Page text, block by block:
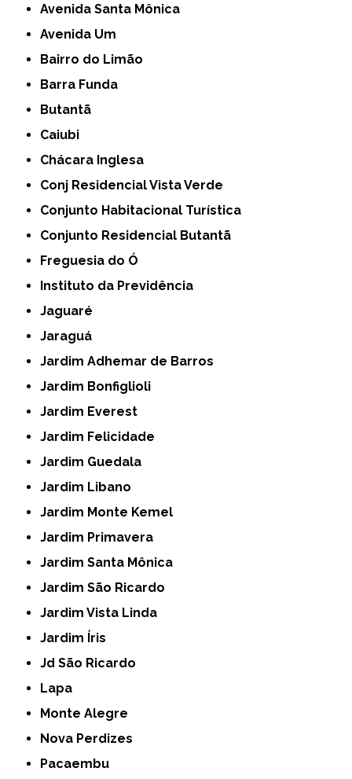
Avenida Santa Mônica
Avenida Um
Bairro do Limão
Barra Funda
Butantã
Caiubi
Chácara Inglesa
Conj Residencial Vista Verde
Conjunto Habitacional Turística
Conjunto Residencial Butantã
Freguesia do Ó
Instituto da Previdência
Jaguaré
Jaraguá
Jardim Adhemar de Barros
Jardim Bonfiglioli
Jardim Everest
Jardim Felicidade
Jardim Guedala
Jardim Libano
Jardim Monte Kemel
Jardim Primavera
Jardim Santa Mônica
Jardim São Ricardo
Jardim Vista Linda
Jardim Íris
Jd São Ricardo
Lapa
Monte Alegre
Nova Perdizes
Pacaembu